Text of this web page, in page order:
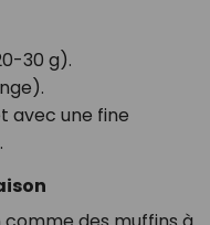
30 g).
avec une fine